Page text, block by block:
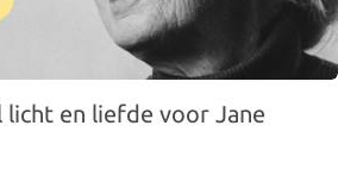
licht en liefde voor Jane